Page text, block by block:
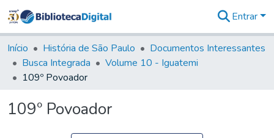
&
Coleções
Tudo na
Entrar
Início História de São Paulo
Documentos Interessantes
Busca Integrada
Volume 10 - Iguatemi
109º Povoador
109º Povoador